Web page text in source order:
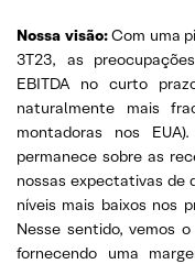
Nossa visão:Com uma
3T23, as
EBITDA no curto
naturalmente mais
montadoras nos
permanece sobre as
nossas expectativas de
níveis mais baixos nos
Nesse sentido, vemos
fornecendo uma